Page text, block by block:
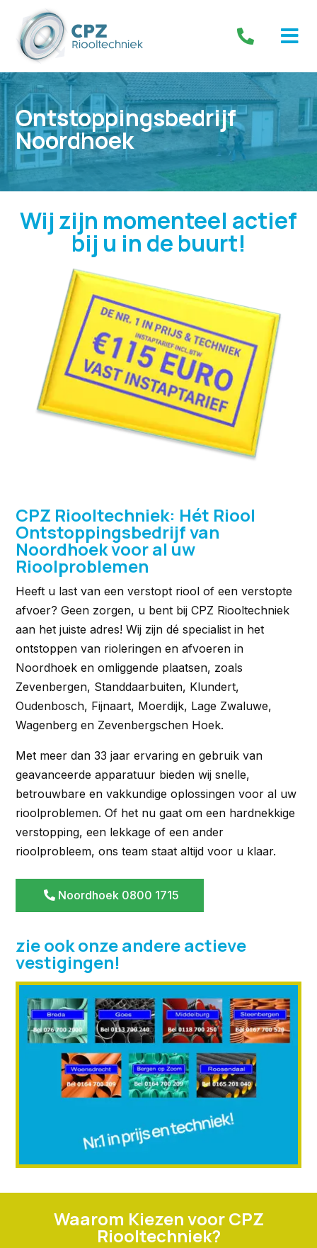
Ontstoppingsbedrijf
Noordhoek
Wij zijn momenteel actief
bij u in de buurt!
CPZ Riooltechniek: Hét Riool
Ontstoppingsbedrijf van
Noordhoek voor al uw
Rioolproblemen
Heeft u last van een verstopt riool of een verstopte
afvoer? Geen zorgen, u bent bij CPZ Riooltechniek
aan het juiste adres! Wij zijn dé specialist in het
ontstoppen van rioleringen en afvoeren in
Noordhoek en omliggende plaatsen, zoals
Zevenbergen, Standdaarbuiten, Klundert,
Oudenbosch, Fijnaart, Moerdijk, Lage Zwaluwe,
Wagenberg en Zevenbergschen Hoek.
Met meer dan 33 jaar ervaring en gebruik van
geavanceerde apparatuur bieden wij snelle,
betrouwbare en vakkundige oplossingen voor al uw
rioolproblemen. Of het nu gaat om een hardnekkige
verstopping, een lekkage of een ander
rioolprobleem, ons team staat altijd voor u klaar.
Noordhoek 0800 1715
zie ook onze andere actieve
vestigingen!
Waarom Kiezen voor CPZ
Riooltechniek?